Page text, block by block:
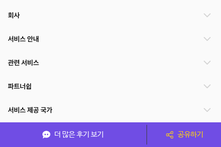
더 많은 후기 보기 공유하기
회사
서비스 안내
관련 서비스
파트너쉽
서비스 제공 국가